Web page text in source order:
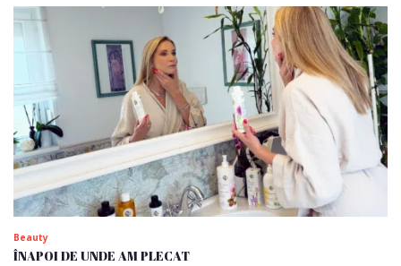
Beauty
ÎNAPOI DE UNDE AM PLECAT